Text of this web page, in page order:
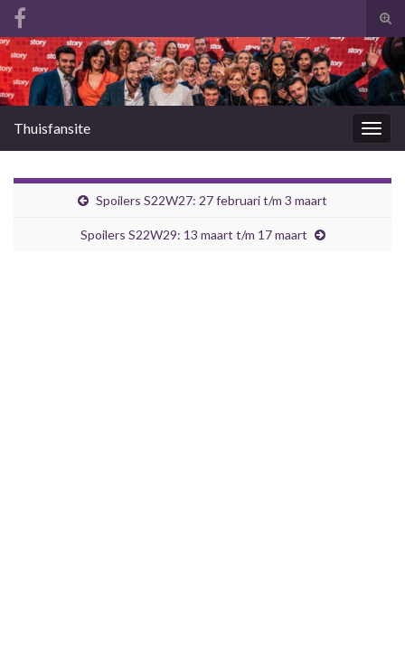
Search for:
Thuisfansite
Spoilers S22W27: 27 februari t/m 3 maart
Spoilers S22W29: 13 maart t/m 17 maart